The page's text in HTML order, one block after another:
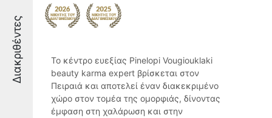
Διακριθέντες
Το κέντρο ευεξίας Pinelopi Vougiouklaki
beauty karma expert βρίσκεται στον
Πειραιά και αποτελεί έναν διακεκριμένο
χώρο στον τομέα της ομορφιάς, δίνοντας
έμφαση στη χαλάρωση και στην